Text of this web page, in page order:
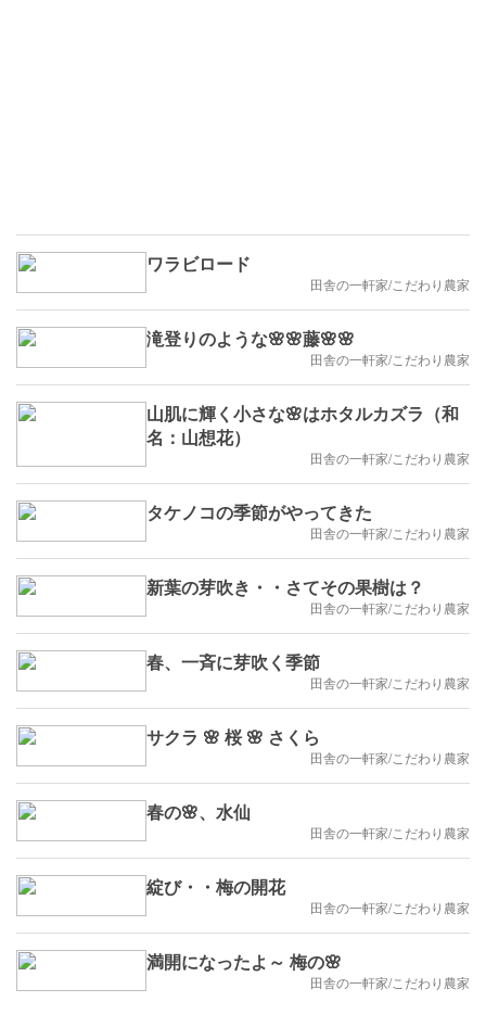
ワラビロード
田舎の一軒家/こだわり農家
滝登りのような🌸🌸藤🌸🌸
田舎の一軒家/こだわり農家
山肌に輝く小さな🌸はホタルカズラ（和
名：山想花）
田舎の一軒家/こだわり農家
タケノコの季節がやってきた
田舎の一軒家/こだわり農家
新葉の芽吹き・・さてその果樹は？
田舎の一軒家/こだわり農家
春、一斉に芽吹く季節
田舎の一軒家/こだわり農家
サクラ 🌸 桜 🌸 さくら
田舎の一軒家/こだわり農家
春の🌸、水仙
田舎の一軒家/こだわり農家
綻び・・梅の開花
田舎の一軒家/こだわり農家
満開になったよ～ 梅の🌸
田舎の一軒家/こだわり農家